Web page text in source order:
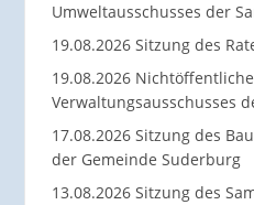
Umweltausschusses der
19.08.2026 Sitzung des
19.08.2026
Verwaltungsausschusses
17.08.2026 Sitzung des
der Gemeinde Suderburg
13.08.2026 Sitzung des